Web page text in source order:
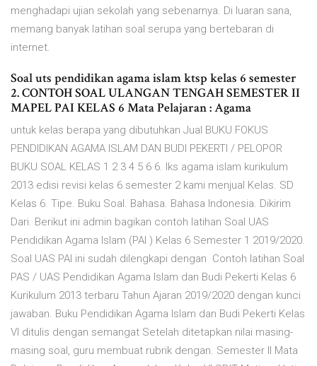
menghadapi ujian sekolah yang sebenarnya. Di luaran sana,
memang banyak latihan soal serupa yang bertebaran di
internet.
Soal uts pendidikan agama islam ktsp kelas 6 semester
2. CONTOH SOAL ULANGAN TENGAH SEMESTER II
MAPEL PAI KELAS 6 Mata Pelajaran : Agama
untuk kelas berapa yang dibutuhkan Jual BUKU FOKUS
PENDIDIKAN AGAMA ISLAM DAN BUDI PEKERTI / PELOPOR
BUKU SOAL KELAS 1 2 3 4 5 6 6. lks agama islam kurikulum
2013 edisi revisi kelas 6 semester 2 kami menjual Kelas. SD
Kelas 6. Tipe. Buku Soal. Bahasa. Bahasa Indonesia. Dikirim
Dari. Berikut ini admin bagikan contoh latihan Soal UAS
Pendidikan Agama Islam (PAI ) Kelas 6 Semester 1 2019/2020.
Soal UAS PAI ini sudah dilengkapi dengan Contoh latihan Soal
PAS / UAS Pendidikan Agama Islam dan Budi Pekerti Kelas 6
Kurikulum 2013 terbaru Tahun Ajaran 2019/2020 dengan kunci
jawaban. Buku Pendidikan Agama Islam dan Budi Pekerti Kelas
VI ditulis dengan semangat Setelah ditetapkan nilai masing-
masing soal, guru membuat rubrik dengan. Semester II Mata